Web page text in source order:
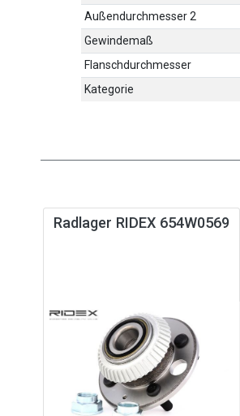
Außendurchmesser 2
Gewindemaß
Flanschdurchmesser
Kategorie
Radlager RIDEX 654W0569